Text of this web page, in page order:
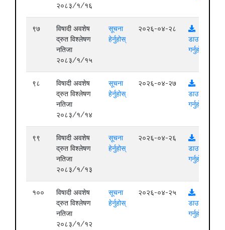
२०८३/१/१६
९७
विषादी अवशेष
द्रुत विश्लेषण
नतिजा
२०८३/१/१५
सूचना
हेर्नुहोस्
२०२६-०४-२८
डाउनलोड
गर्नुहोस्
९८
विषादी अवशेष
द्रुत विश्लेषण
नतिजा
२०८३/१/१४
सूचना
हेर्नुहोस्
२०२६-०४-२७
डाउनलोड
गर्नुहोस्
९९
विषादी अवशेष
द्रुत विश्लेषण
नतिजा
२०८३/१/१३
सूचना
हेर्नुहोस्
२०२६-०४-२६
डाउनलोड
गर्नुहोस्
१००
विषादी अवशेष
द्रुत विश्लेषण
नतिजा
२०८३/१/१२
सूचना
हेर्नुहोस्
२०२६-०४-२५
डाउनलोड
गर्नुहोस्